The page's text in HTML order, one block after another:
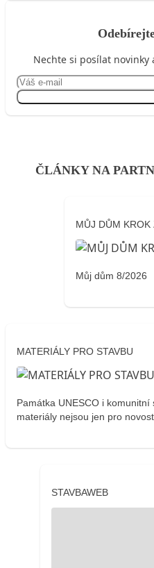
Nechte si posílat
ČLÁNKY NA
MŮJ DŮM KROK
Můj dům 8/2026
MATERIÁLY PRO STAVBU
Památka UNESCO i
materiály nejsou jen pro
STAVBAWEB